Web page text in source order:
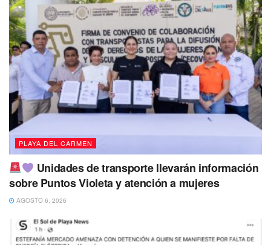
PLAYA DEL CARMEN
Unidades de transporte llevarán información
sobre Puntos Violeta y atención a mujeres
AGOSTO 6, 2026